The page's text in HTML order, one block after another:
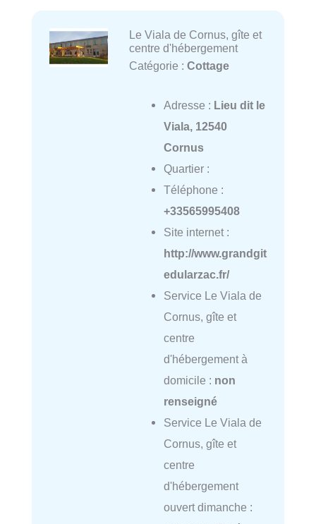
Le Viala de Cornus, gîte et
centre d'hébergement
Catégorie : Cottage
Adresse : Lieu dit le
Viala, 12540
Cornus
Quartier :
Téléphone :
+33565995408
Site internet :
http://www.grandgit
edularzac.fr/
Service Le Viala de
Cornus, gîte et
centre
d'hébergement à
domicile : non
renseigné
Service Le Viala de
Cornus, gîte et
centre
d'hébergement
ouvert dimanche :